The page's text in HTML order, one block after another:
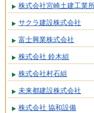
株式会社宮崎土建工業
サクラ建設株式会社
富士興業株式会社
株式会社 鈴木組
株式会社村石組
未来都建設株式会社
株式会社 協和設備